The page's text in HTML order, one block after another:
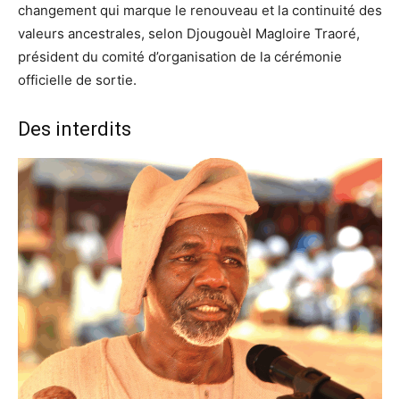
changement qui marque le renouveau et la continuité des
valeurs ancestrales, selon Djougouèl Magloire Traoré,
président du comité d’organisation de la cérémonie
officielle de sortie.
Des interdits